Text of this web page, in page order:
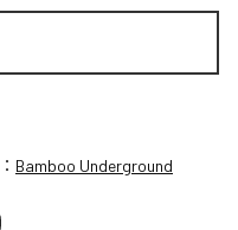
Bamboo Underground